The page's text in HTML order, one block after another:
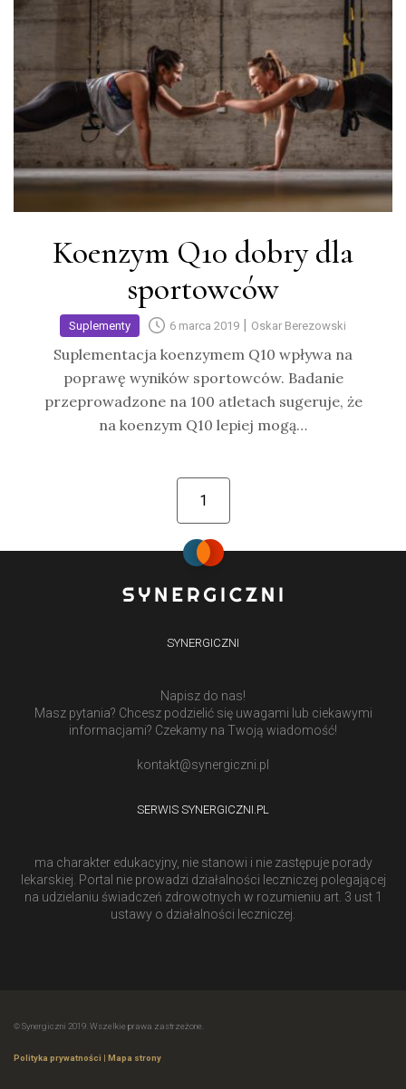
Koenzym Q10 dobry dla
sportowców
Suplementy 6 marca 2019 | Oskar Berezowski
Suplementacja koenzymem Q10 wpływa na
poprawę wyników sportowców. Badanie
przeprowadzone na 100 atletach sugeruje, że
na koenzym Q10 lepiej mogą…
1
SYNERGICZNI
Napisz do nas!
Masz pytania? Chcesz podzielić się uwagami lub ciekawymi
informacjami? Czekamy na Twoją wiadomość!
kontakt@synergiczni.pl
SERWIS SYNERGICZNI.PL
ma charakter edukacyjny, nie stanowi i nie zastępuje porady
lekarskiej. Portal nie prowadzi działalności leczniczej polegającej
na udzielaniu świadczeń zdrowotnych w rozumieniu art. 3 ust 1
ustawy o działalności leczniczej.
© Synergiczni 2019. Wszelkie prawa zastrzeżone.
Polityka prywatności | Mapa strony